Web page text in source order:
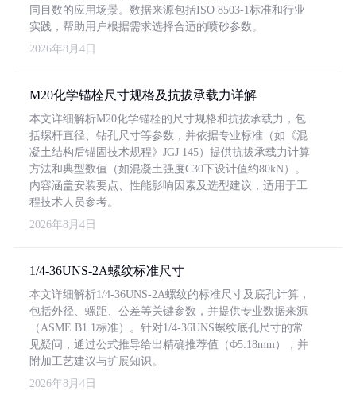
同目数的应用场景。数据来源包括ISO 8503-1标准和行业
实践，帮助用户根据需求选择合适的喷砂参数。
2026年8月4日
M20化学锚栓尺寸规格及抗拔承载力详解
本文详细解析M20化学锚栓的尺寸规格和抗拔承载力，包
括螺杆直径、钻孔尺寸等参数，并依据专业标准（如《混
凝土结构后锚固技术规程》JGJ 145）提供抗拔承载力计算
方法和典型数值（如混凝土强度C30下设计值约80kN）。
内容涵盖安装要点、性能影响因素及选型建议，适用于工
程技术人员参考。
2026年8月4日
1/4-36UNS-2A螺纹标准尺寸
本文详细解析1/4-36UNS-2A螺纹的标准尺寸及底孔计算，
包括外径、螺距、公差等关键参数，并提供专业数据来源
（ASME B1.1标准）。针对1/4-36UNS螺纹底孔尺寸的常
见疑问，通过公式推导给出精确推荐值（Φ5.18mm），并
附加工艺建议与扩展知识。
2026年8月4日